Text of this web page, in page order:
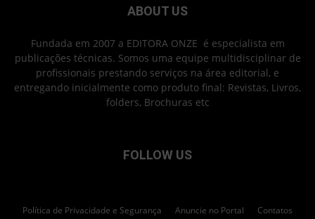
ABOUT US
Fundada em 2007 a EDITORA ONZE é especialista em
publicações técnicas. Somos uma equipe multidisciplinar de
profissionais prestando serviços na área editorial, e
entregando inicialmente como produto final: Revistas, Livros,
folders, Brochuras etc
FOLLOW US
Política de Privacidade e Segurança Anuncie no Portal Contatos